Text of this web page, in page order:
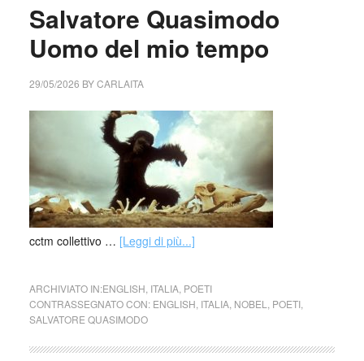
Salvatore Quasimodo
Uomo del mio tempo
29/05/2026 BYCARLAITA
cctm collettivo … [Leggi di più...]
ARCHIVIATO IN:ENGLISH ITALIA, POETI
CONTRASSEGNATO CON: ENGLISH ITALIA, NOBEL POETI,
SALVATORE QUASIMODO